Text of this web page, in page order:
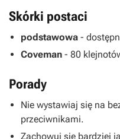
Skórki postaci
podstawowa -
Coveman - 80
Porady
Nie wystawiaj się na
przeciwnikami.
Zachowuj się bardziej